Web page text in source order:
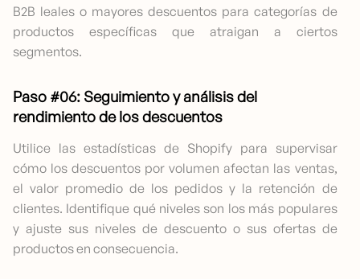
B2B leales o mayores descuentos para categorías de
productos específicas que atraigan a ciertos
segmentos.
Paso #06: Seguimiento y análisis del
rendimiento de los descuentos
Utilice las estadísticas de Shopify para supervisar
cómo los descuentos por volumen afectan las ventas,
el valor promedio de los pedidos y la retención de
clientes. Identifique qué niveles son los más populares
y ajuste sus niveles de descuento o sus ofertas de
productos en consecuencia.